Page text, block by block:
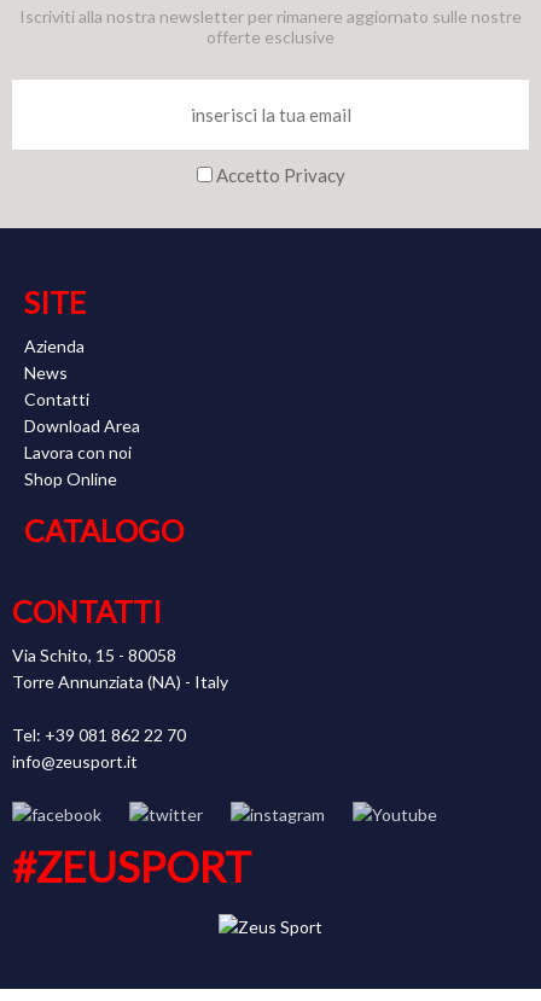
Iscriviti alla nostra newsletter per rimanere aggiornato sulle nostre
offerte esclusive
Accetto Privacy
SITE
Azienda
News
Contatti
Download Area
Lavora con noi
Shop Online
CATALOGO
CONTATTI
Via Schito, 15 - 80058
Torre Annunziata (NA) - Italy
Tel: +39 081 862 22 70
info@zeusport.it
#ZEUSPORT